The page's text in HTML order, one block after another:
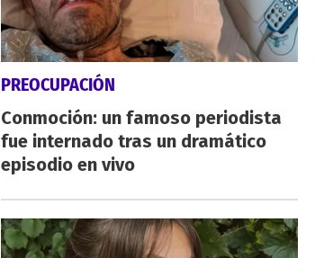
PREOCUPACIÓN
Conmoción: un famoso periodista
fue internado tras un dramático
episodio en vivo